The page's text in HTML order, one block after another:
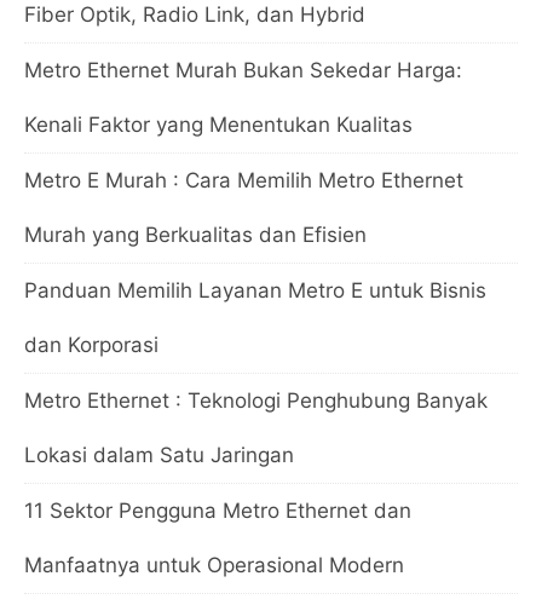
Fiber Optik, Radio Link, dan Hybrid
Metro Ethernet Murah Bukan Sekedar Harga:
Kenali Faktor yang Menentukan Kualitas
Metro E Murah : Cara Memilih Metro Ethernet
Murah yang Berkualitas dan Efisien
Panduan Memilih Layanan Metro E untuk Bisnis
dan Korporasi
Metro Ethernet : Teknologi Penghubung Banyak
Lokasi dalam Satu Jaringan
11 Sektor Pengguna Metro Ethernet dan
Manfaatnya untuk Operasional Modern